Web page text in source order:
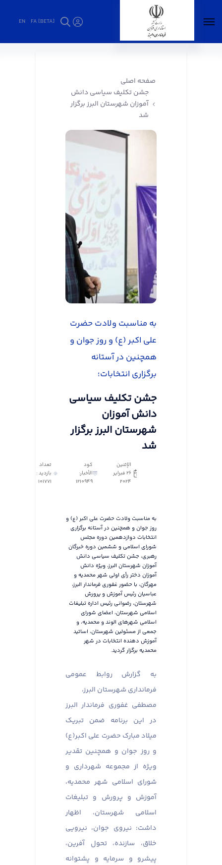
FA [BETA]
EN
صفحه اصلی
جشن تکلیف سیاسی دانش
آموزان شهرستان البرز برگزار
شد
به مناسبت ولادت حضرت
علی اکبر (ع) و روز جوان و
همچنین در آستانه
برگزاری انتخابات؛
جشن تکلیف سیاسی
دانش آموزان
شهرستان البرز برگزار
شد
الإثنين
٢٦ فبراير
٢٠٢٤
كود
الأخبار:
1210949
تعداد
بازدید :
101771
به مناسبت ولادت حضرت علی اکبر (ع) و
روز جوان و همچنین در آستانه برگزاری
انتخابات دوازدهمین دوره مجلس
شورای اسلامی و ششمین دوره خبرگان
رهبری، جشن تکلیف سیاسی دانش
آموزان شهرستان البرز، ویژه دانش
آموزان دختر رأی اولی شهر محمدیه و
مهرگان، با حضور غفوری فرماندار البرز،
عباسیان رئیس آموزش و پرورش
شهرستان، رضوانی رئیس اداره تبلیغات
اسلامی شهرستان، اعضای شورای
اسلامی شهرهای الوند و محمدیه، و
جمعی از مسئولین شهرستان، اساتید
آموزش دهنده انتخابات در شهر
محمدیه برگزار گردید.
به گزارش روابط عمومی
فرمانداری شهرستان البرز،
مصطفی غفوری فرماندار البرز
در این برنامه ضمن تبریک
میلاد مبارک حضرت علی اکبر(ع)
و روز جوان و همچنین تقدیر
ویژه از مجموعه شهرداری و
شورای اسلامی شهر محمدیه،
آموزش و پرورش و تبلیغات
اسلامی شهرستان، اظهار
داشت: نیروی جوان، نیرویی
خلاق، سازنده، تحول آفرین،
پیشرو و سرمایه و پشتوانه